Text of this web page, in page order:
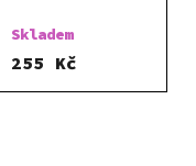
s vůní hruškové
šťávy 473 ml
Skladem
255 Kč